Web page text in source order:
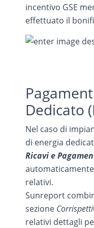
incentivo GSE
effettuato il
Dedicato
Nel caso di
di energia
Ricavi e
relativi.
Sunreport
sezione
relativi dettagli